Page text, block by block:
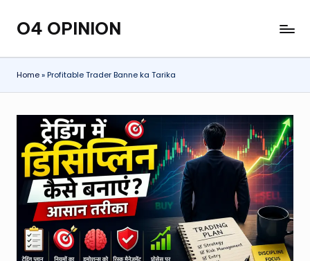
Skip
content
O4 OPINION
Home»Profitable Trader Banne ka Tarika